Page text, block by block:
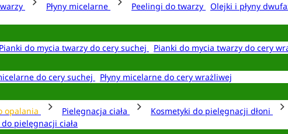
Płyny micelarne Peelingi do twarzy Olejki i płyny
Pianki do mycia twarzy do cery suchej
Pianki do mycia twarzy do cery
do cery suchej
Płyny micelarne do cery wrażliwej
opalania Pielęgnacja ciała Kosmetyki do pielęgnacji dłoni
pielęgnacji ciała